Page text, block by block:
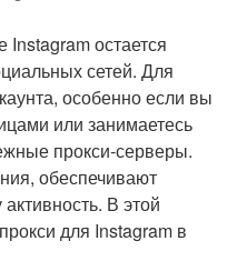
остается
сетей. Для
особенно если вы
или занимаетесь
прокси-серверы.
обеспечивают
В этой
для Instagram в